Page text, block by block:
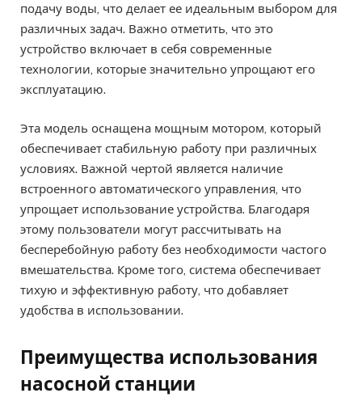
подачу воды, что делает ее идеальным выбором для
различных задач. Важно отметить, что это
устройство включает в себя современные
технологии, которые значительно упрощают его
эксплуатацию.
Эта модель оснащена мощным мотором, который
обеспечивает стабильную работу при различных
условиях. Важной чертой является наличие
встроенного автоматического управления, что
упрощает использование устройства. Благодаря
этому пользователи могут рассчитывать на
бесперебойную работу без необходимости частого
вмешательства. Кроме того, система обеспечивает
тихую и эффективную работу, что добавляет
удобства в использовании.
Преимущества использования
насосной станции